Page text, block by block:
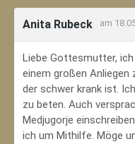
Anita Rubeck am
Liebe Gottesmutter,
einem großen Anliegen
der schwer krank ist.
zu beten. Auch
Medjugorje
ich um Mithilfe. Möge